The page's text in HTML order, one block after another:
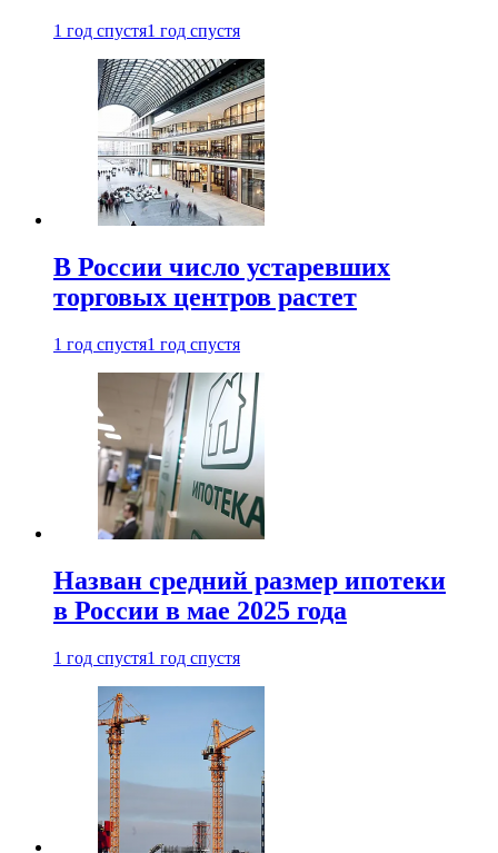
1 год спустя1 год спустя
В России число устаревших
торговых центров растет
1 год спустя1 год спустя
Назван средний размер ипотеки
в России в мае 2025 года
1 год спустя1 год спустя